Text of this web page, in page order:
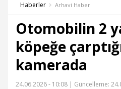
Haberler Arhavi Haber
Otomobilin 2
köpeğe
kamerada
24.06.2026 - 10:08 | Güncelleme: